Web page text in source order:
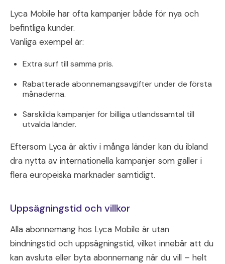
Lyca Mobile har ofta kampanjer både för nya och
befintliga kunder.
Vanliga exempel är:
Extra surf till samma pris.
Rabatterade abonnemangsavgifter under de första
månaderna.
Särskilda kampanjer för billiga utlandssamtal till
utvalda länder.
Eftersom Lyca är aktiv i många länder kan du ibland
dra nytta av internationella kampanjer som gäller i
flera europeiska marknader samtidigt.
Uppsägningstid och villkor
Alla abonnemang hos Lyca Mobile är utan
bindningstid och uppsägningstid, vilket innebär att du
kan avsluta eller byta abonnemang när du vill – helt